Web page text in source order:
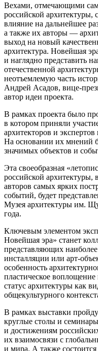
Вехами, отмечающими
российской архитектуры,
влияние на дальнейшее
а также их авторы —
выход на новый
архитектура. Новейшая
и наглядно представить
отечественной
неотъемлемую часть
Андрей Асадов, вице-
автор идеи проекта.
В рамках проекта было
в котором приняли
архитекторов и
На основании их мнений
значимых объектов и
Эта своеобразная
российской архитектуры,
авторов самых ярких
событий, будет
Музея архитектуры им.
года.
Ключевым элементом
Новейшая эра» станет
представляющих
инсталляции или арт-
особенность
пластическое
статус архитектуры как
общекультурного
В рамках выставки
круглые столы и
и достижениям
их взаимосвязи с
и мира. А также